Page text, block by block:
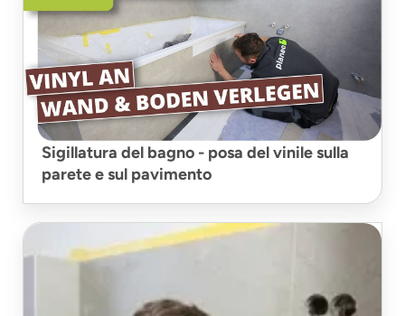
Sigillatura del bagno - posa del vinile sulla
parete e sul pavimento